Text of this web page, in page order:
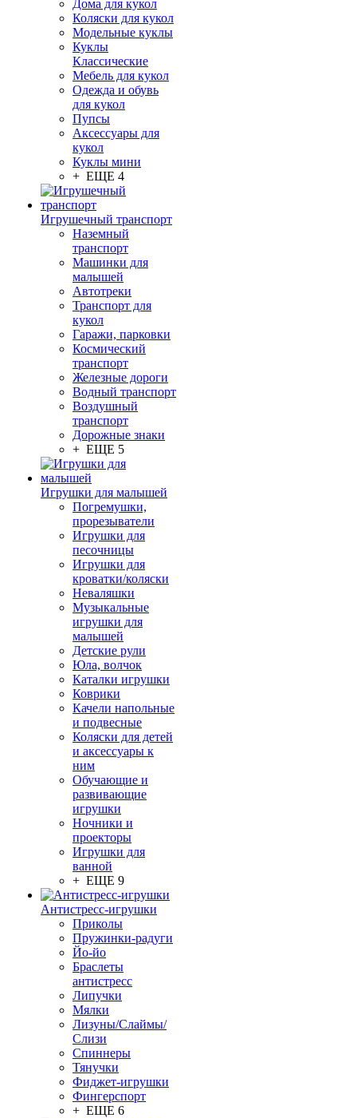
Дома для кукол
Коляски для кукол
Модельные куклы
Куклы
Классические
Мебель для кукол
Одежда и обувь
для кукол
Пупсы
Аксессуары для
кукол
Куклы мини
+ ЕЩЕ 4
Игрушечный транспорт
Наземный
транспорт
Машинки для
малышей
Автотреки
Транспорт для
кукол
Гаражи, парковки
Космический
транспорт
Железные дороги
Водный транспорт
Воздушный
транспорт
Дорожные знаки
+ ЕЩЕ 5
Игрушки для малышей
Погремушки,
прорезыватели
Игрушки для
песочницы
Игрушки для
кроватки/коляски
Неваляшки
Музыкальные
игрушки для
малышей
Детские рули
Юла, волчок
Каталки игрушки
Коврики
Качели напольные
и подвесные
Коляски для детей
и аксессуары к
ним
Обучающие и
развивающие
игрушки
Ночники и
проекторы
Игрушки для
ванной
+ ЕЩЕ 9
Антистресс-игрушки
Приколы
Пружинки-радуги
Йо-йо
Браслеты
антистресс
Липучки
Мялки
Лизуны/Слаймы/
Слизи
Спиннеры
Тянучки
Фиджет-игрушки
Фингерспорт
+ ЕЩЕ 6